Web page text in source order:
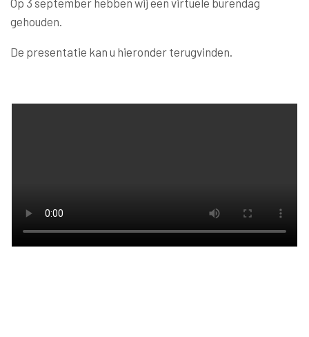
Op 3 september hebben wij een virtuele burendag
gehouden.
De presentatie kan u hieronder terugvinden.